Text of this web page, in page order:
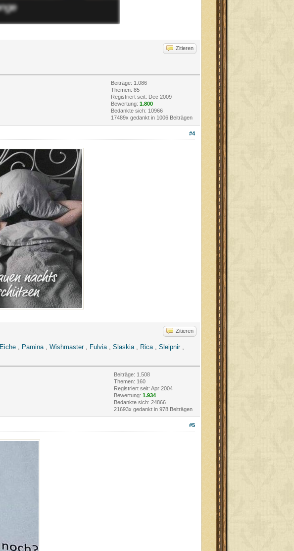
Zitieren
Beiträge: 1.086
Themen: 85
Registriert seit: Dec 2009
Bewertung: 1.800
Bedankte sich: 10966
17489x gedankt in 1006 Beiträgen
#4
Zitieren
Eiche Pamina Wishmaster, Fulvia Slaskia Rica Sleipnir,
Beiträge: 1.508
Themen: 160
Registriert seit: Apr 2004
Bewertung: 1.934
Bedankte sich: 24866
21693x gedankt in 978 Beiträgen
#5